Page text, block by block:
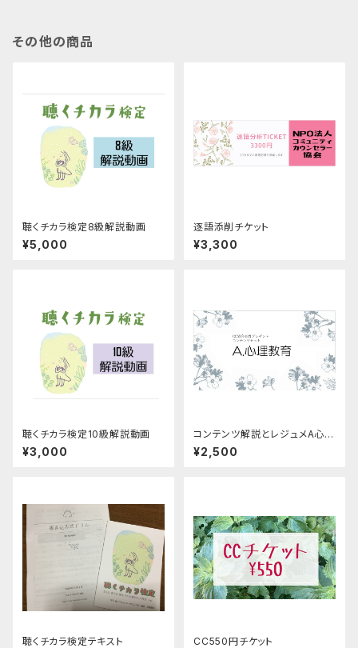
その他の商品
聴くチカラ検定8級解説動画
¥5,000
逐語添削チケット
¥3,300
聴くチカラ検定10級解説動画
¥3,000
コンテンツ解説とレジュメA心理
教育【NPO会員さん専用】
¥2,500
聴くチカラ検定テキスト CC550円チケット